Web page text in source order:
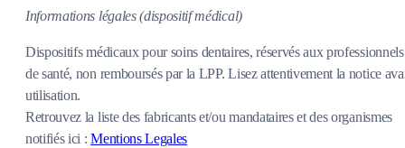
Informations légales (dispositif médical)
Dispositifs médicaux pour soins dentaires, réservés aux professionnels
de santé, non remboursés par la LPP. Lisez attentivement la notice
utilisation.
Retrouvez la liste des fabricants et/ou mandataires et des organismes
notifiés ici :Mentions Legales